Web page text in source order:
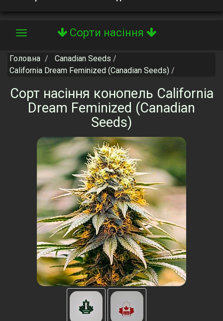
Сорти насіння
Toggle
Головна
Canadian Seeds
California Dream Feminized (Canadian Seeds)
Сорт насіння конопель California
Dream Feminized (Canadian
Seeds)